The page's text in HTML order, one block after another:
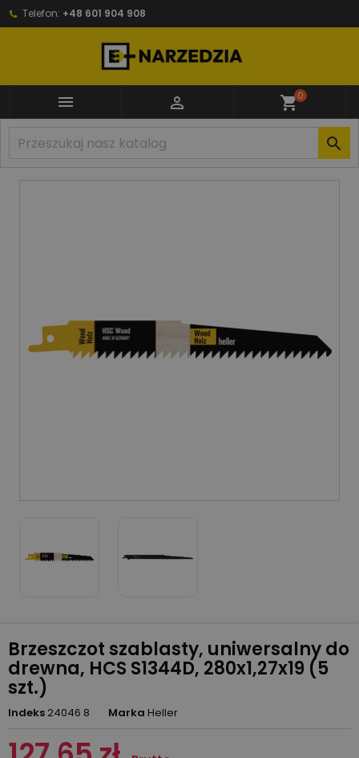
Telefon: +48 601 904 908
  shopping_cart0

Brzeszczot szablasty, uniwersalny do
drewna, HCS S1344D, 280x1,27x19 (5
szt.)
Indeks 24046 8 Marka Heller